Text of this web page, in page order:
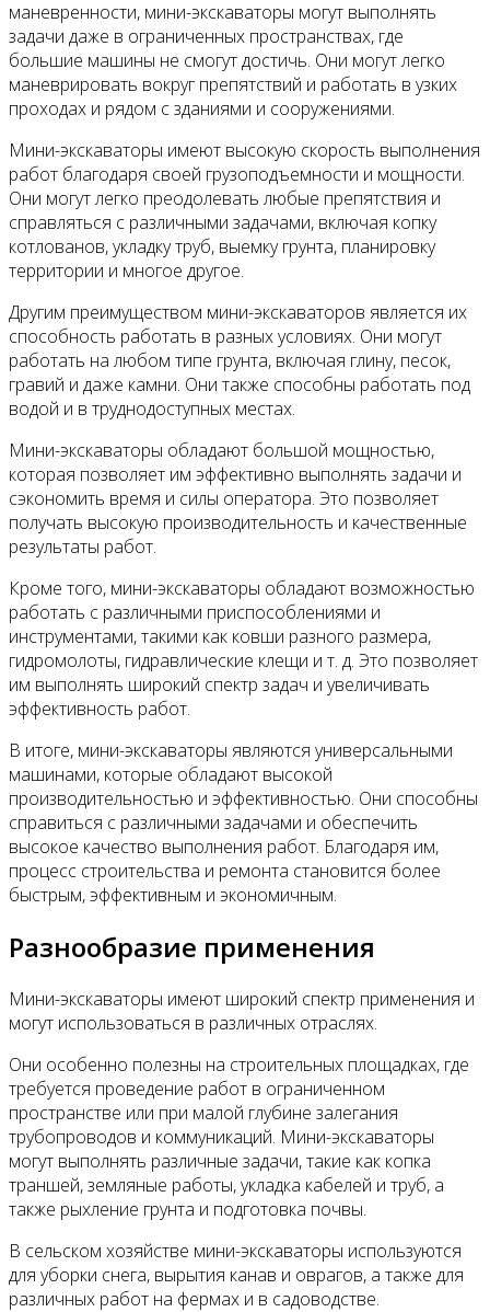
маневренности, мини-экскаваторы могут выполнять
задачи даже в ограниченных пространствах, где
большие машины не смогут достичь. Они могут легко
маневрировать вокруг препятствий и работать в узких
проходах и рядом с зданиями и сооружениями.
Мини-экскаваторы имеют высокую скорость выполнения
работ благодаря своей грузоподъемности и мощности.
Они могут легко преодолевать любые препятствия и
справляться с различными задачами, включая копку
котлованов, укладку труб, выемку грунта, планировку
территории и многое другое.
Другим преимуществом мини-экскаваторов является их
способность работать в разных условиях. Они могут
работать на любом типе грунта, включая глину, песок,
гравий и даже камни. Они также способны работать под
водой и в труднодоступных местах.
Мини-экскаваторы обладают большой мощностью,
которая позволяет им эффективно выполнять задачи и
сэкономить время и силы оператора. Это позволяет
получать высокую производительность и качественные
результаты работ.
Кроме того, мини-экскаваторы обладают возможностью
работать с различными приспособлениями и
инструментами, такими как ковши разного размера,
гидромолоты, гидравлические клещи и т. д. Это позволяет
им выполнять широкий спектр задач и увеличивать
эффективность работ.
В итоге, мини-экскаваторы являются универсальными
машинами, которые обладают высокой
производительностью и эффективностью. Они способны
справиться с различными задачами и обеспечить
высокое качество выполнения работ. Благодаря им,
процесс строительства и ремонта становится более
быстрым, эффективным и экономичным.
Разнообразие применения
Мини-экскаваторы имеют широкий спектр применения и
могут использоваться в различных отраслях.
Они особенно полезны на строительных площадках, где
требуется проведение работ в ограниченном
пространстве или при малой глубине залегания
трубопроводов и коммуникаций. Мини-экскаваторы
могут выполнять различные задачи, такие как копка
траншей, земляные работы, укладка кабелей и труб, а
также рыхление грунта и подготовка почвы.
В сельском хозяйстве мини-экскаваторы используются
для уборки снега, вырытия канав и оврагов, а также для
различных работ на фермах и в садоводстве.